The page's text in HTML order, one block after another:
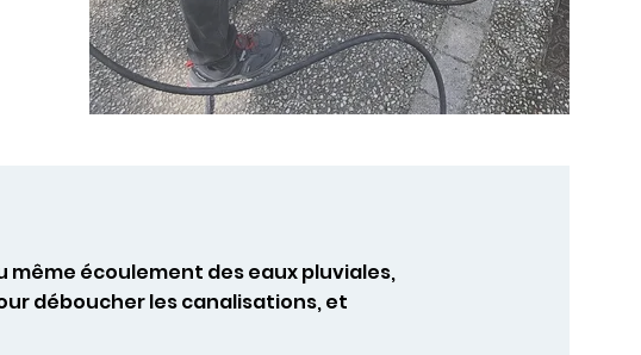
même écoulement des eaux pluviales,
déboucher les canalisations, et